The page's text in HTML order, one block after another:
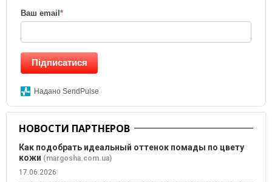
Ваш email *
Підписатися
Надано SendPulse
НОВОСТИ ПАРТНЕРОВ
Как подобрать идеальный оттенок помады по цвету
кожи (margosha.com.ua)
17.06.2026